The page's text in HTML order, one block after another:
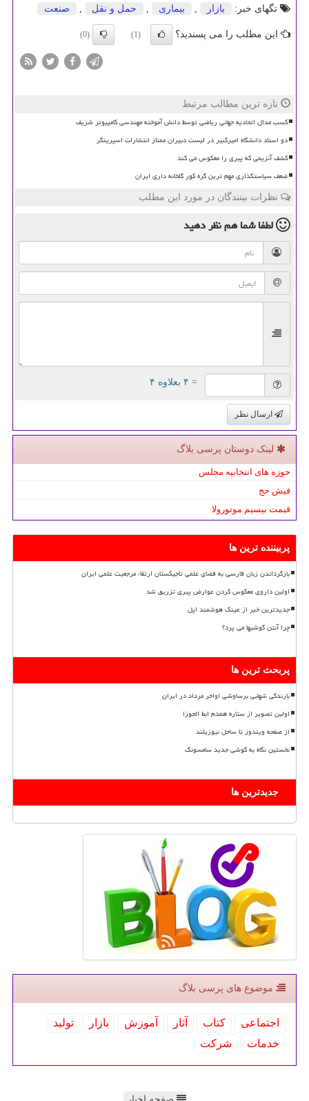
تگهای خبر:
بازار , بیماری , حمل و نقل , صنعت
این مطلب را می پسندید؟ (1)
(0)
تازه ترین مطالب مرتبط
کسب مدال اتحادیه جهانی ریاضی توسط دانش آموخته مهندسی کامپیوتر شریف
دو استاد دانشگاه امیرکبیر در لیست دبیران ممتاز انتشارات اسپرینگر
کشف آنزیمی که پیری را معکوس می کند
ضعف سیاستگذاری مهم ترین گره کور گلخانه داری ایران
نظرات بینندگان در مورد این مطلب
لطفا شما همنظر دهید
= ۴ بعلاوه ۴
ارسال نظر
لینک دوستان پرسی بلاگ
حوزه های انتخابیه مجلس
فیش حج
قیمت بیسیم موتورولا
پربیننده ترین ها
بازگرداندن زبان فارسی به فضای علمی تاجیکستان ارتقاء مرجعیت علمی ایران
اولین داروی معکوس کردن عوارض پیری تزریق شد
جدیدترین خبر از عینک هوشمند اپل
چرا آنتن گوشیها می پرد؟
پربحث ترین ها
بارندگی شهابی برساوشی اواخر مرداد در ایران
اولین تصویر از ستاره همدم ابط الجوزا
از صفحه ویندوز تا ساحل نیوزیلند
نخستین نگاه به گوشی جدید سامسونگ
جدیدترین ها
موضوع های پرسی بلاگ
اجتماعی كتاب آثار آموزش بازار
تولید
خدمات
شركت